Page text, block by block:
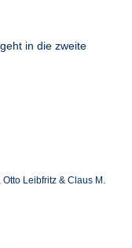
in die zweite
Leibfritz & Claus M.